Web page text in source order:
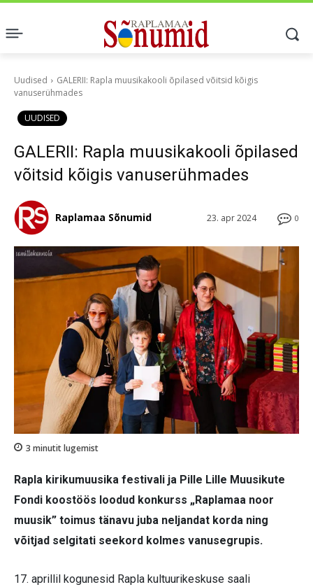
Uudised
GALERII: Rapla muusikakooli õpilased võitsid kõigis
vanuserühmades
UUDISED
GALERII: Rapla muusikakooli õpilased
võitsid kõigis vanuserühmades
0
23. apr 2024
Raplamaa Sõnumid
3 minutit lugemist
Rapla kirikumuusika festivali ja Pille Lille Muusikute
Fondi koostöös loodud konkurss „Raplamaa noor
muusik” toimus tänavu juba neljandat korda ning
võitjad selgitati seekord kolmes vanusegrupis.
17. aprillil kogunesid Rapla kultuurikeskuse saali